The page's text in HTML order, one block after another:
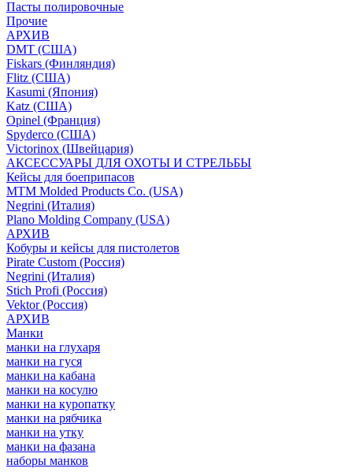
Пасты полировочные
Прочие
АРХИВ
DMT (США)
Fiskars (Финляндия)
Flitz (США)
Kasumi (Япония)
Katz (США)
Opinel (Франция)
Spyderco (США)
Victorinox (Швейцария)
АКСЕССУАРЫ ДЛЯ ОХОТЫ И СТРЕЛЬБЫ
Кейсы для боеприпасов
MTM Molded Products Co. (USA)
Negrini (Италия)
Plano Molding Company (USA)
АРХИВ
Кобуры и кейсы для пистолетов
Pirate Custom (Россия)
Negrini (Италия)
Stich Profi (Россия)
Vektor (Россия)
АРХИВ
Манки
манки на глухаря
манки на гуся
манки на кабана
манки на косулю
манки на куропатку
манки на рябчика
манки на утку
манки на фазана
наборы манков